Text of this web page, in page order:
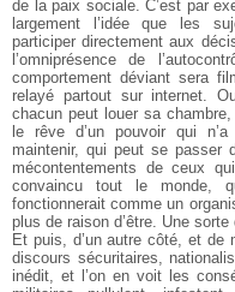
de lapaix sociale. C’est par
largement
l’idée que les
participer directement aux
l’omniprésence de
comportement déviant sera
relayé partout sur internet.
chacun peut louer sa
le rêve d’un pouvoir qui
maintenir, qui peut se passer
mécontentements de ceux
convaincu tout
le monde,
fonctionnerait comme un
plus de raison d’être. Une sorte
Et puis, d’un autre côté, et de
discours sécuritaires,
inédit,et l’on en voit les